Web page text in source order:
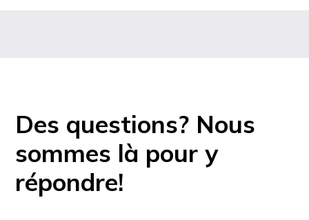
Des questions? Nous
sommes là pour y
répondre!